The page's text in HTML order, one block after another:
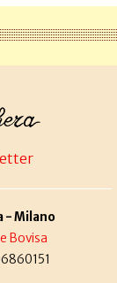
- Milano
Bovisa